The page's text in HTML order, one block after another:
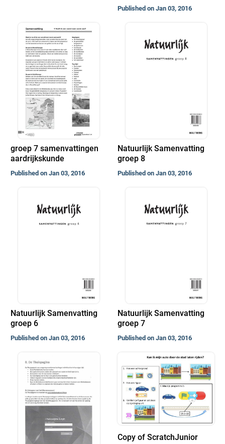
Published on Jan 03, 2016
groep 7 samenvattingen
aardrijkskunde
Published on Jan 03, 2016
Natuurlijk Samenvatting
groep 8
Published on Jan 03, 2016
Natuurlijk Samenvatting
groep 6
Published on Jan 03, 2016
Natuurlijk Samenvatting
groep 7
Published on Jan 03, 2016
Copy of ScratchJunior